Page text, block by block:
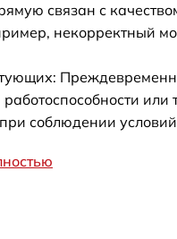
связан с
некорректный
работоспособности или
соблюдении